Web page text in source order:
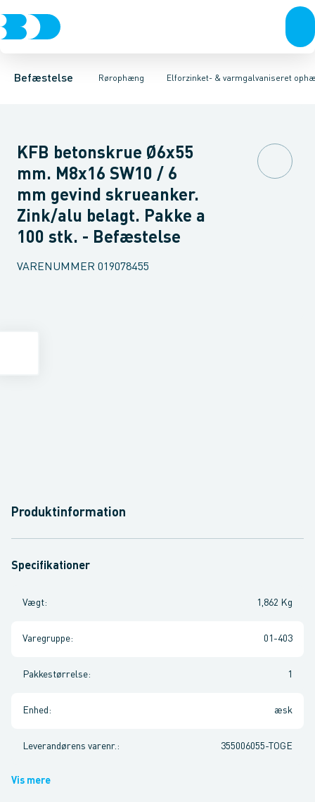
Befæstelse Rørophæng
Bolte & sætskruerMøtrikker SkiverSkruerSøm & dykkere
Elforzinket- & varmgalvaniseret
Elforzinket- & varmgalvaniseret ophæng Rustfrit- & syrefast
Gevindstænger Gevindstykker SkiverMøtrikkerGevindplatter
KFB betonskrue Ø6x55
mm. M8x16 SW10 / 6
mm gevind skrueanker.
Zink/alu belagt. Pakke a
100 stk. - Befæstelse
VARENUMMER 019078455
Produktinformation
Specifikationer
Vægt: 1,862 Kg
Varegruppe: 01-403
Pakkestørrelse: 1
Enhed : æsk
Leverandørens varenr. : 355006055-TOGE
Vis mere